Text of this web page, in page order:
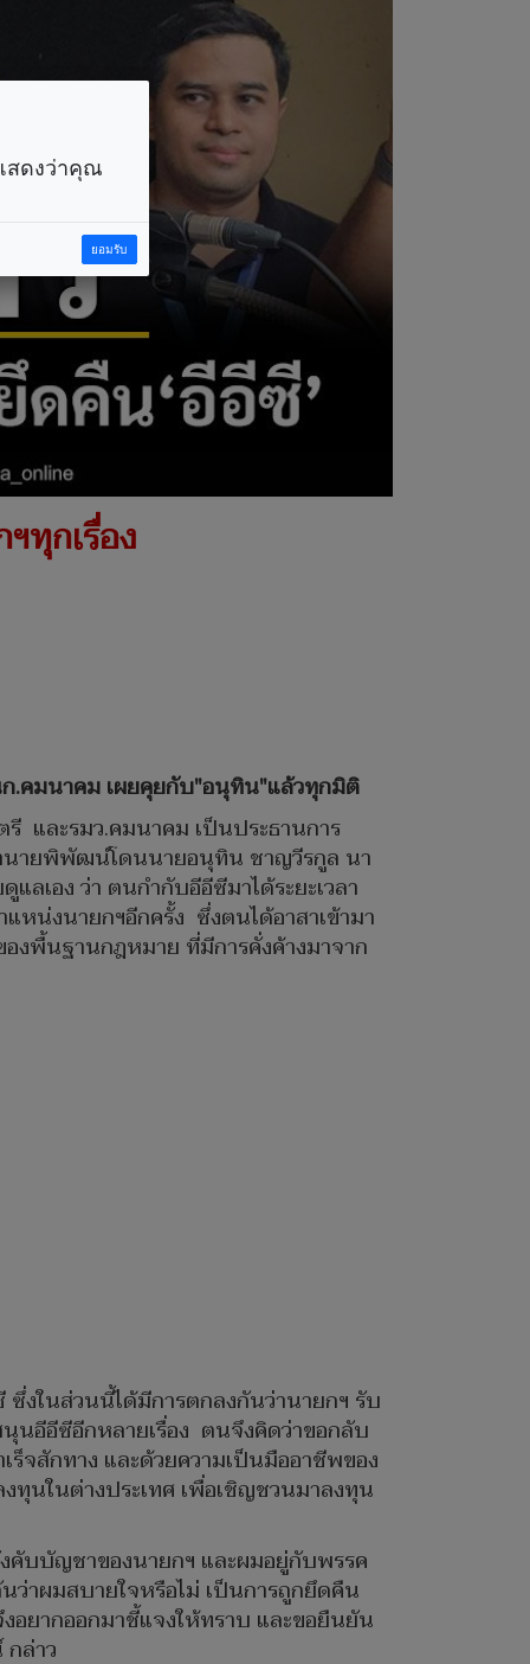
ทุกเรื่อง
.คมนาคม เผยคุยกับ"อนุทิน"แล้วทุกมิติ
และรมว.คมนาคม เป็นประธานการ
นายพิพัฒน์โดนนายอนุทิน ชาญวีรกูล นา
เอง ว่า ตนกำกับอีอีซีมาได้ระยะเวลา
หน่งนายกฯอีกครั้ง ซึ่งตนได้อาสาเข้ามา
องพื้นฐานกฎหมาย ที่มีการคั่งค้างมาจาก
งในส่วนนี้ได้มีการตกลงกันว่านายกฯ รับ
นอีอีซีอีกหลายเรื่อง ตนจึงคิดว่าขอกลับ
ร็จสักทาง และด้วยความเป็นมืออาชีพของ
ทุนในต่างประเทศ เพื่อเชิญชวนมาลงทุน
คับบัญชาของนายกฯ และผมอยู่กับพรรค
ว่าผมสบายใจหรือไม่ เป็นการถูกยึดคืน
อยากออกมาชี้แจงให้ทราบ และขอยืนยัน
ล่าว
สดงว่าคุณ
ยอมรับ